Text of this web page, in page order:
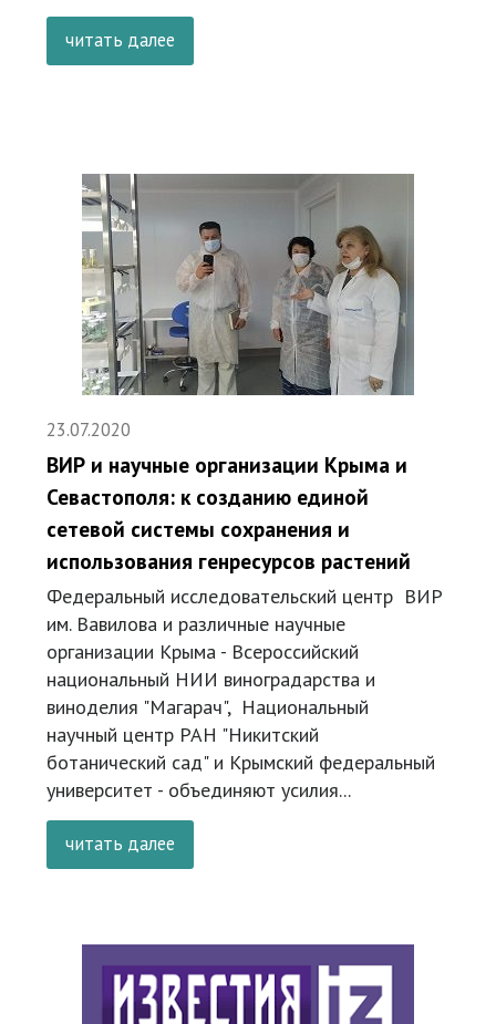
читать далее
23.07.2020
ВИР и научные организации Крыма и
Севастополя: к созданию единой
сетевой системы сохранения и
использования генресурсов растений
Федеральный исследовательский центр ВИР
им. Вавилова и различные научные
организации Крыма - Всероссийский
национальный НИИ виноградарства и
виноделия "Магарач", Национальный
научный центр РАН "Никитский
ботанический сад" и Крымский федеральный
университет - объединяют усилия...
читать далее